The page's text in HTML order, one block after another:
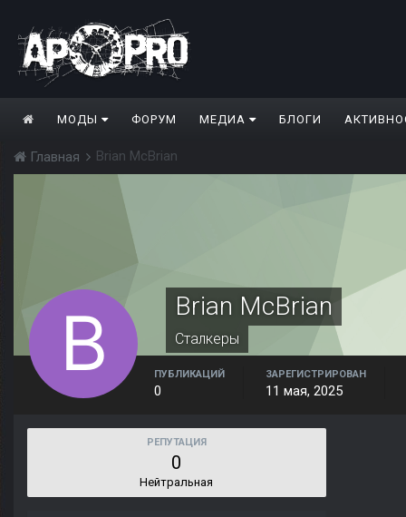
МОДЫ ФОРУМ МЕДИА БЛОГИ
Главная Brian McBrian
Brian McBrian
Сталкеры
ПУБЛИКАЦИЙ
0
ЗАРЕГИСТРИРОВАН
11 мая, 2025
РЕПУТАЦИЯ
0
Нейтральная